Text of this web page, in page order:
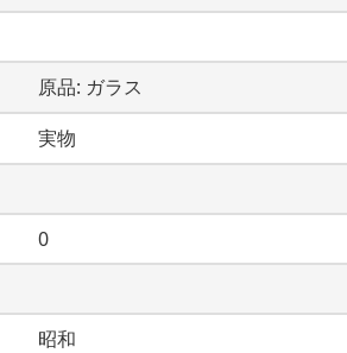
原品: ガラス
実物
0
昭和